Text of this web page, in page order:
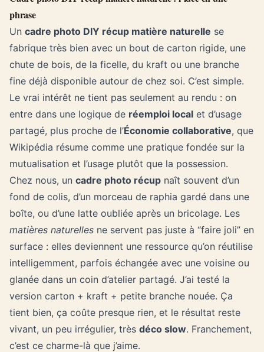
phrase
Un cadre photo DIY récup matière naturelle se
fabrique très bien avec un bout de carton rigide, une
chute de bois, de la ficelle, du kraft ou une branche
fine déjà disponible autour de chez soi. C’est simple.
Le vrai intérêt ne tient pas seulement au rendu : on
entre dans une logique de réemploi local et d’usage
partagé, plus proche de l’Économie collaborative, que
Wikipédia résume comme une pratique fondée sur la
mutualisation et l’usage plutôt que la possession.
Chez nous, un cadre photo récup naît souvent d’un
fond de colis, d’un morceau de raphia gardé dans une
boîte, ou d’une latte oubliée après un bricolage. Les
matières naturelles ne servent pas juste à “faire joli” en
surface : elles deviennent une ressource qu’on réutilise
intelligemment, parfois échangée avec une voisine ou
glanée dans un coin d’atelier partagé. J’ai testé la
version carton + kraft + petite branche nouée. Ça
tient bien, ça coûte presque rien, et le résultat reste
vivant, un peu irrégulier, très déco slow. Franchement,
c’est ce charme-là que j’aime.